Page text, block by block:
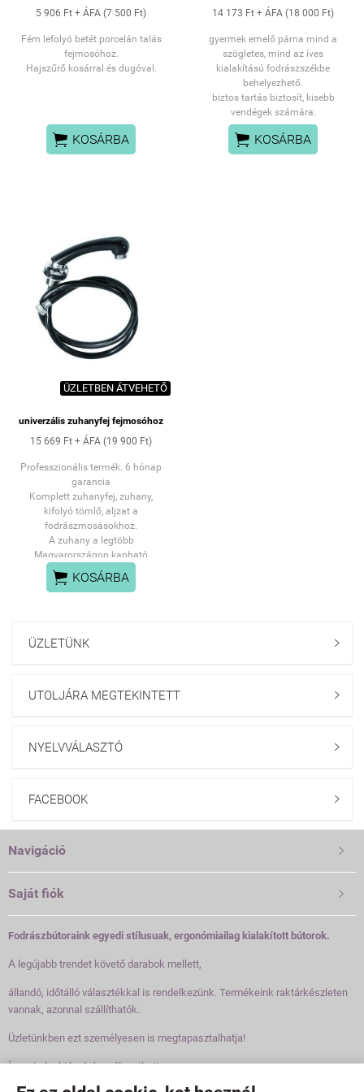
5 906 Ft + ÁFA (7 500 Ft)
Fém lefolyó betét porcelán talás
fejmosóhoz.
Hajszűrő kosárral és dugóval.
 KOSÁRBA
14 173 Ft + ÁFA (18 000 Ft)
gyermek emelő párna mind a
szögletes, mind az íves
kialakítású fodrászszékbe
behelyezhető.
biztos tartás biztosít, kisebb
vendégek számára.
 KOSÁRBA
ÜZLETBEN ÁTVEHETŐ
univerzális zuhanyfej fejmosóhoz
15 669 Ft + ÁFA (19 900 Ft)
Professzionális termék. 6 hónap
garancia
Komplett zuhanyfej, zuhany,
kifolyó tömlő, aljzat a
fodrászmosásokhoz.
A zuhany a legtöbb
Magyarországon kapható
fodrászmosóhoz illik.
SZEMÉLYES ÁTVÉTEL: PANNÓNIA UTCAI
 KOSÁRBA
ÜZLETÜNK 
UTOLJÁRA MEGTEKINTETT 
NYELVVÁLASZTÓ 
FACEBOOK 
Navigáció 
Saját fiók 
Fodrászbútoraink egyedi stílusuak, ergonómiailag kialakított bútorok.
A legújabb trendet követő darabok mellett,
állandó, időtálló választékkal is rendelkezünk. Termékeink raktárkészleten
vannak, azonnal szállíthatók.
Üzletünkben ezt személyesen is megtapasztalhatja!
Így mindenki kedvére válogathat!